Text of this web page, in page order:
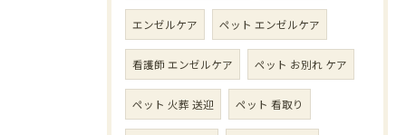
エンゼルケア ペット エンゼルケア
看護師 エンゼルケア ペット お別れ ケア
ペット 火葬 送迎 ペット 看取り